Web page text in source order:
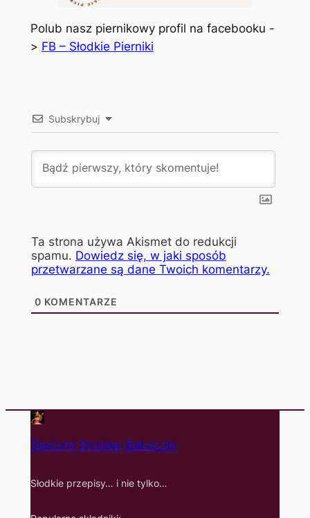
Polub nasz piernikowy profil na facebooku -
> FB – Słodkie Pierniki
Subskrybuj
Ta strona używa Akismet do redukcji
spamu. Dowiedz się, w jaki sposób
przetwarzane są dane Twoich komentarzy.
0 KOMENTARZE
Śladami Słodkiej Babeczki
Słodkie przepisy… i nie tylko…